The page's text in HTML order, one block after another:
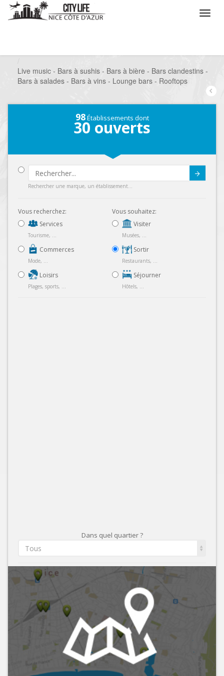
Live music - Bars à sushis - Bars à bière - Bars clandestins -
Bars à salades - Bars à vins - Lounge bars - Rooftops
98Établissements dont
30 ouverts
Rechercher une marque, un établissement...
Vous recherchez:
Services
Tourisme, ...
Commerces
Mode, ...
Loisirs
Plages, sports, ...
Vous souhaitez:
Visiter
Musées, ...
Sortir
Restaurants, ...
Séjourner
Hôtels, ...
Dans quel quartier ?
Tous